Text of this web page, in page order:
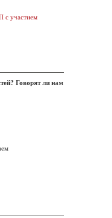
с участием
Говорят ли нам